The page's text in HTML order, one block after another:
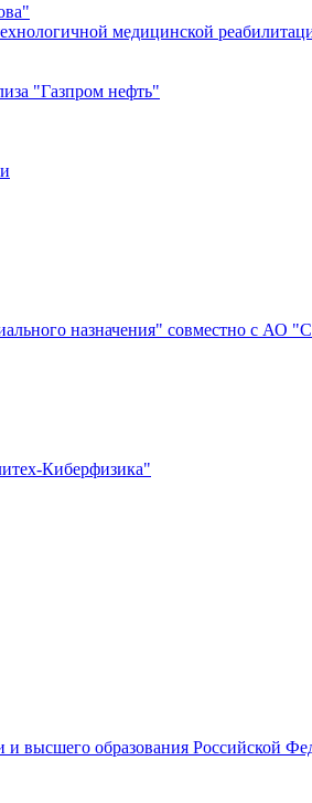
медицинской
"Газпром нефть"
назначения" совместно с
Киберфизика"
высшего образования Российской